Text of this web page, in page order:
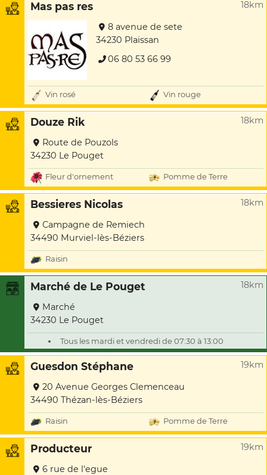
Mas pas res 18km
8 avenue de sete
34230 Plaissan
06 80 53 66 99
Vin rosé Vin rouge
Douze Rik 18km
Route de Pouzols
34230 Le Pouget
Fleur d'ornement Pomme de Terre
Bessieres Nicolas 18km
Campagne de Remiech
34490 Murviel-lès-Béziers
Raisin
Marché de Le Pouget 18km
Marché
34230 Le Pouget
Tous les mardi et vendredi de 07:30 à 13:00
Guesdon Stéphane 19km
20 Avenue Georges Clemenceau
34490 Thézan-lès-Béziers
Raisin Pomme de Terre
Producteur 19km
6 rue de l'egue